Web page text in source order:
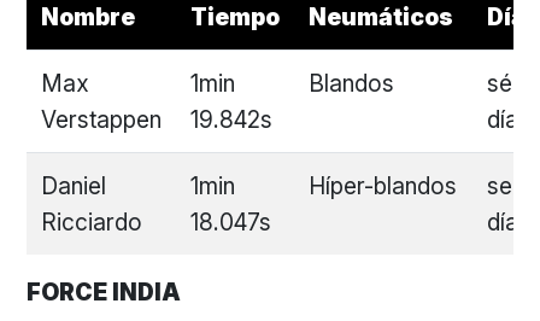
Nombre Tiempo Neumáticos Día
Max
Verstappen
1min
19.842s
Blandos
día
Daniel
Ricciardo
1min
18.047s
Híper-blandos
día
FORCE INDIA